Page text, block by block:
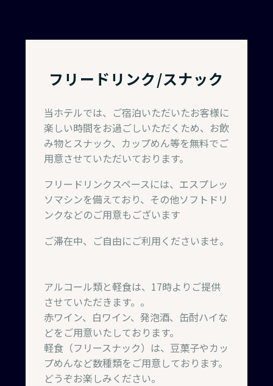
フリードリンク/スナック
当ホテルでは、ご宿泊いただいたお客様に
楽しい時間をお過ごしいただくため、お飲
み物とスナック、カップめん等を無料でご
用意させていただいております。
フリードリンクスペースには、エスプレッ
ソマシンを備えており、その他ソフトドリ
ンクなどのご用意もございます
ご滞在中、ご自由にご利用くださいませ。
アルコール類と軽食は、17時よりご提供
させていただきます。。
赤ワイン、白ワイン、発泡酒、缶酎ハイな
どをご用意いたしております。
軽食（フリースナック）は、豆菓子やカッ
プめんなど数種類をご用意しております。
どうぞお楽しみください。